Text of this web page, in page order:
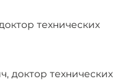
технических
доктор технических